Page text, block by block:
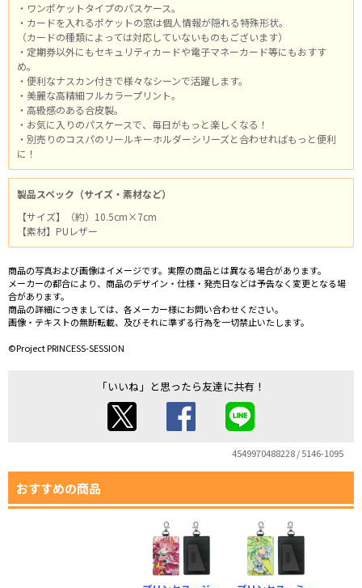
・ワンポケットタイプのパスケース。
・カードを入れるポケットの窓は個人情報が隠れる特殊形状。
（カードの種類によっては対応していないものもございます）
・定期券以外にもセキュリティカードや電子マネーカード等にもおすす
め。
・便利なナスカン付きで様々なシーンで活躍します。
・美麗な高精細フルカラープリント。
・高級感のある合皮製。
・お気に入りのパスケースで、毎日がもっと楽しくなる！
・別売りのコスパのリールキーホルダーシリーズと合わせればもっと便利
に！
製品スペック（サイズ・素材など）
【サイズ】（約）10.5cm×7cm
【素材】PUレザー
商品の写真および画像はイメージです。実際の商品とは異なる場合があります。
メーカーの都合により、商品のデザイン・仕様・発売日などは予告なく変更となる場
合があります。
商品の詳細につきましては、各メーカー様にお問い合わせください。
画像・テキストの無断転載、及びそれに準ずる行為を一切禁止いたします。
©Project PRINCESS-SESSION
「いいね」と思ったら友達に共有！
4549970488228 / 5146-1095
おすすめの商品